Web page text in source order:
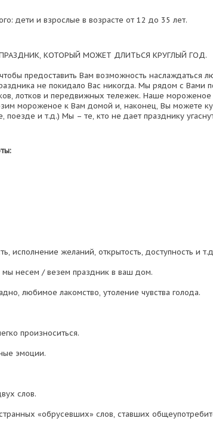
дети и взрослые в возрасте от 12 до 35 лет.
КОТОРЫЙ МОЖЕТ ДЛИТЬСЯ КРУГЛЫЙ ГОД.
предоставить Вам возможность наслаждаться
не покидало Вас никогда. Мы рядом с Вами
лотков и передвижных тележек. Наше мороженое
мороженое к Вам домой и, наконец, Вы можете
поезде и т.д.) Мы – те, кто не дает празднику
исполнение желаний, открытость, доступность и
несем / везем праздник в ваш дом.
любимое лакомство, утоление чувства голода.
произноситься.
эмоции.
слов.
«обрусевших» слов, ставших